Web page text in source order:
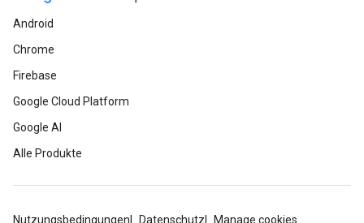
Android
Chrome
Firebase
Google Cloud Platform
Google AI
Alle Produkte
Nutzungsbedingungen Datenschutz Manage cookies